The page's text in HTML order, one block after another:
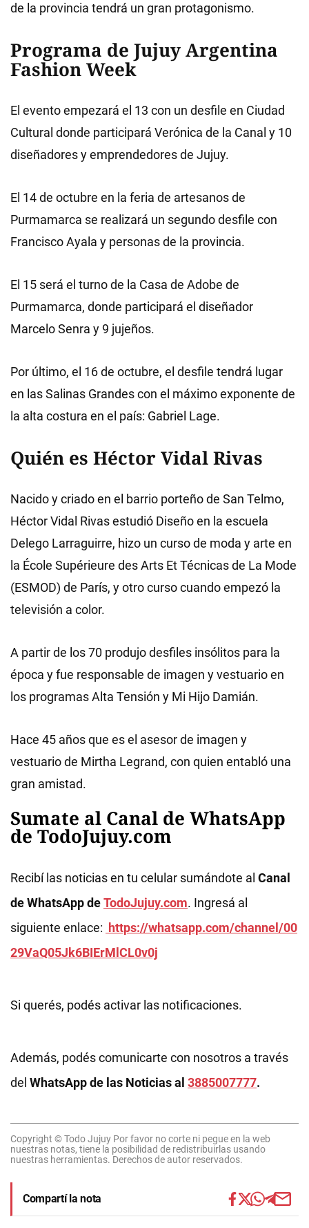
de la provincia tendrá un gran protagonismo.
Programa de Jujuy Argentina
Fashion Week
El evento empezará el 13 con un desfile en Ciudad
Cultural donde participará Verónica de la Canal y 10
diseñadores y emprendedores de Jujuy.
El 14 de octubre en la feria de artesanos de
Purmamarca se realizará un segundo desfile con
Francisco Ayala y personas de la provincia.
El 15 será el turno de la Casa de Adobe de
Purmamarca, donde participará el diseñador
Marcelo Senra y 9 jujeños.
Por último, el 16 de octubre, el desfile tendrá lugar
en las Salinas Grandes con el máximo exponente de
la alta costura en el país: Gabriel Lage.
Quién es Héctor Vidal Rivas
Nacido y criado en el barrio porteño de San Telmo,
Héctor Vidal Rivas estudió Diseño en la escuela
Delego Larraguirre, hizo un curso de moda y arte en
la École Supérieure des Arts Et Técnicas de La Mode
(ESMOD) de París, y otro curso cuando empezó la
televisión a color.
A partir de los 70 produjo desfiles insólitos para la
época y fue responsable de imagen y vestuario en
los programas Alta Tensión y Mi Hijo Damián.
Hace 45 años que es el asesor de imagen y
vestuario de Mirtha Legrand, con quien entabló una
gran amistad.
Sumate al Canal de WhatsApp
de TodoJujuy.com
Recibí las noticias en tu celular sumándote al Canal
de WhatsApp deTodoJujuy.com. Ingresá al
siguiente enlace: https://whatsapp.com/channel/00
29VaQ05Jk6BIErMlCL0v0j
Si querés, podés activar las notificaciones.
Además, podés comunicarte con nosotros a través
del WhatsApp de las Noticias al 3885007777.
Copyright © Todo Jujuy Por favor no corte ni pegue en la web
nuestras notas, tiene la posibilidad de redistribuirlas usando
nuestras herramientas. Derechos de autor reservados.
Compartí la nota